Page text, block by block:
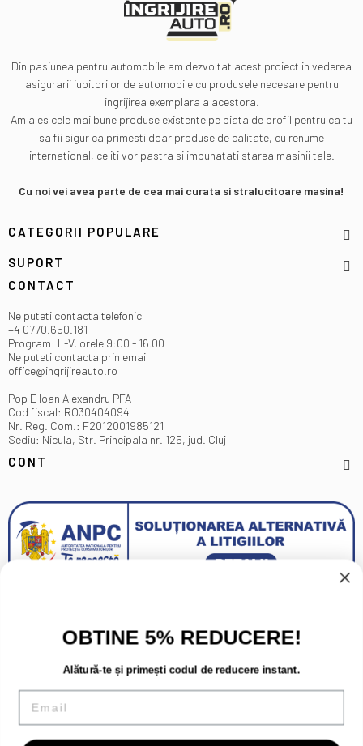
Din pasiunea pentru automobile am dezvoltat acest proiect in vederea
asigurarii iubitorilor de automobile cu produsele necesare pentru
ingrijirea exemplara a acestora.
Am ales cele mai bune produse existente pe piata de profil pentru ca tu
sa fii sigur ca primesti doar produse de calitate, cu renume
international, ce iti vor pastra si imbunatati starea masinii tale.
Cu noi vei avea parte de cea mai curata si stralucitoare masina!
CATEGORII POPULARE
SUPORT
CONTACT
Ne puteti contacta telefonic
+4 0770.650.181
Program: L-V, orele 9:00 - 16.00
Ne puteti contacta prin email
office@ingrijireauto.ro
Pop E Ioan Alexandru PFA
Cod fiscal: RO30404094
Nr. Reg. Com.: F2012001985121
Sediu: Nicula, Str. Principala nr. 125, jud. Cluj
CONT
OBTINE 5% REDUCERE!
Alătură-te și primești codul de reducere instant.
Email